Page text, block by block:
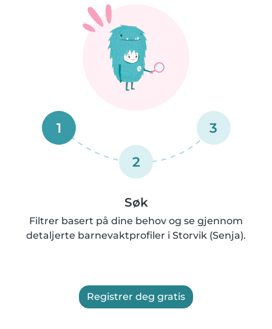
1
2
3
Søk
Filtrer basert på dine behov og se gjennom
detaljerte barnevaktprofiler i Storvik (Senja).
Registrer deg gratis